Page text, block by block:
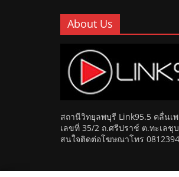
About Us
สถานีวิทยุลพบุรี Link95.5 คลื่นเ
เลขที่ 35/2 ถ.ศรีปราช์ ต.ทะเลชุ
สนใจติดต่อโฆษณาโทร